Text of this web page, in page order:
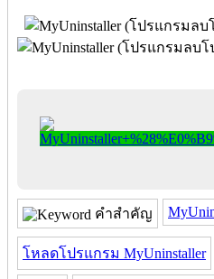
คำสำคัญ
โหลดโปรแกรม MyUninstaller